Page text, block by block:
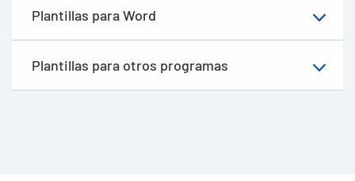
Plantillas para Word
Plantillas para otros programas